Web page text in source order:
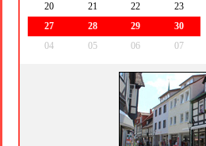
20
21 22 23
27
28 29 30
04
05 06 07